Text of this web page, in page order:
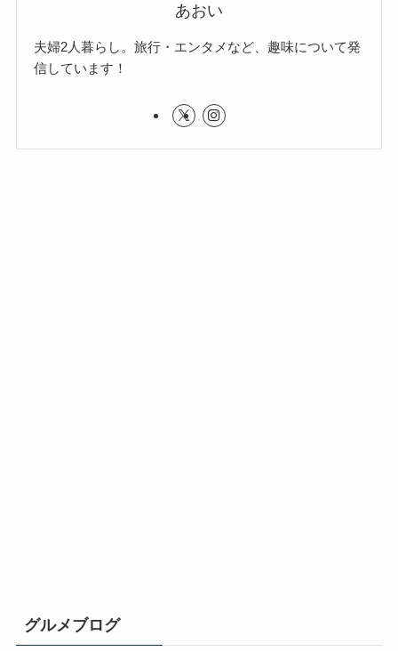
あおい
夫婦2人暮らし。旅行・エンタメなど、趣味について発
信しています！
グルメブログ